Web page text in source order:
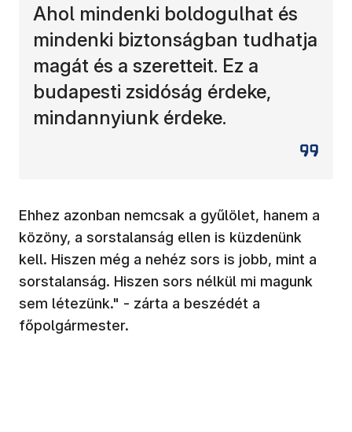
Ahol mindenki boldogulhat és
mindenki biztonságban tudhatja
magát és a szeretteit. Ez a
budapesti zsidóság érdeke,
mindannyiunk érdeke.
Ehhez azonban nemcsak a gyűlölet, hanem a
közöny, a sorstalanság ellen is küzdenünk
kell. Hiszen még a nehéz sors is jobb, mint a
sorstalanság. Hiszen sors nélkül mi magunk
sem létezünk." - zárta a beszédét a
főpolgármester.